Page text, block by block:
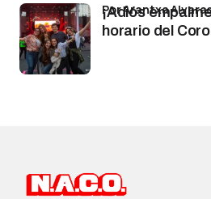
¡Adiós
horario del
por Arantxa